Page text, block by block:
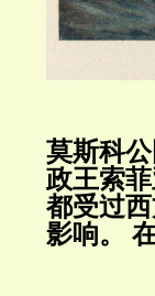
莫斯科
政王索
都受过
影响。